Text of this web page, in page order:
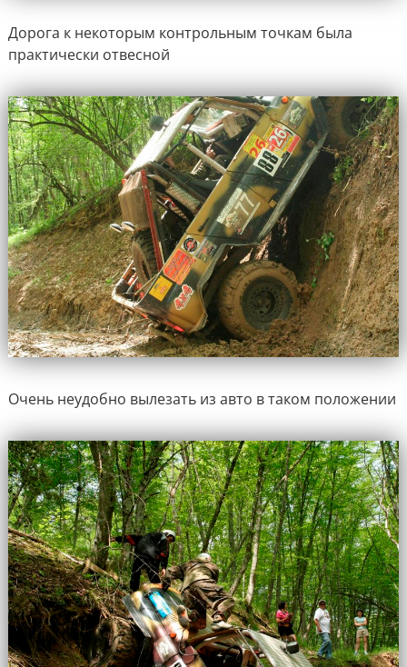
Дорога к некоторым контрольным точкам была
практически отвесной
Очень неудобно вылезать из авто в таком положении